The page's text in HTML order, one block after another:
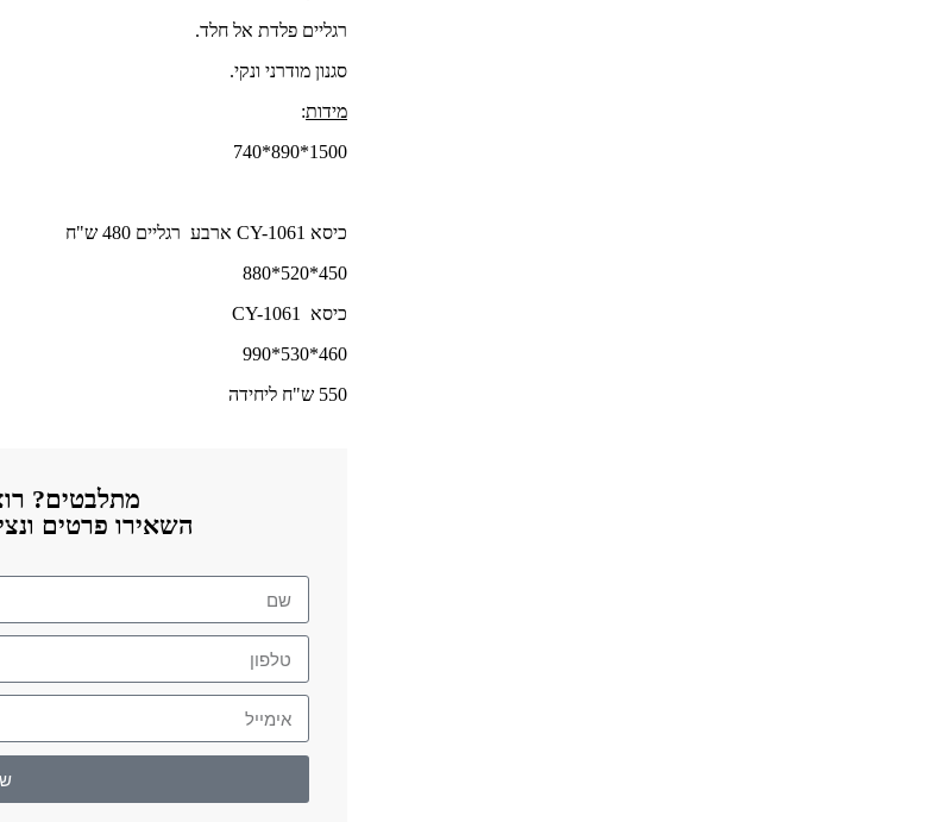
רגליים פלדת אל חלד.
סגנון מודרני ונקי.
מידות:
1500*890*740
כיסא CY-1061 ארבע רגליים 480 ש"ח
450*520*880
כיסא CY-1061
460*530*990
550 ש"ח ליחידה
מתלבטים?
השאירו פרטים